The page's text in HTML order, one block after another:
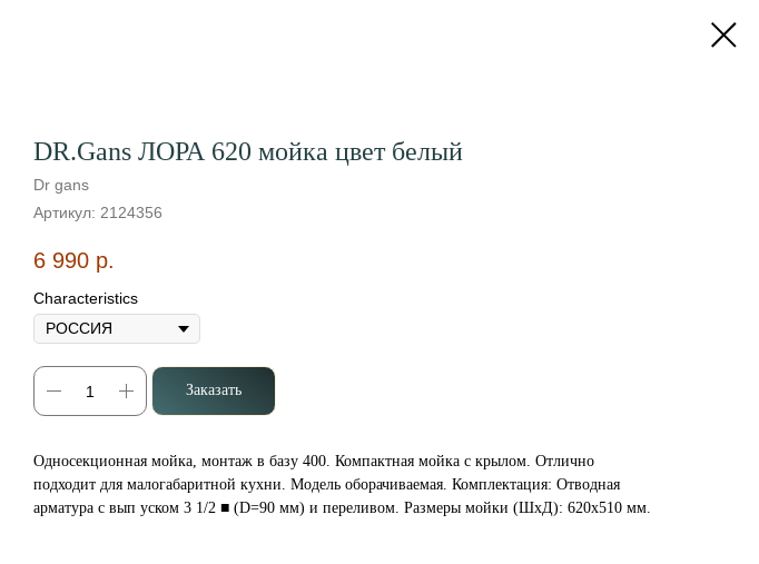
DR.Gans ЛОРА 620 мойка цвет белый
Dr gans
Артикул: 2124356
6 990 р.
Characteristics
Заказать
Односекционная мойка, монтаж в базу 400. Компактная мойка с крылом. Отлично
подходит для малогабаритной кухни. Модель оборачиваемая. Комплектация: Отводная
арматура с вып уском 3 1/2 ■ (D=90 мм) и переливом. Размеры мойки (ШхД): 620х510 мм.